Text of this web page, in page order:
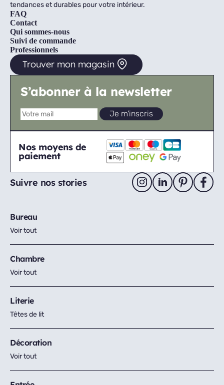
tendances et durables pour votre intérieur.
FAQ
Contact
Qui sommes-nous
Suivi de commande
Professionnels
Trouver mon magasin
S’abonner à la newsletter
Nos moyens de
paiement
Suivre nos stories
Bureau
Voir tout
Chambre
Voir tout
Literie
Têtes de lit
Décoration
Voir tout